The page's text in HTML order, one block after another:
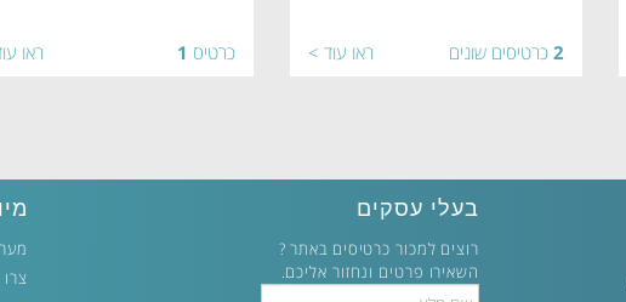
2 כרטיסים שונים ראו עוד > כרטיס 1 ראו
בעלי עסקים
רוצים למכור כרטיסים באתר ?
השאירו פרטים ונחזור אליכם.
Full